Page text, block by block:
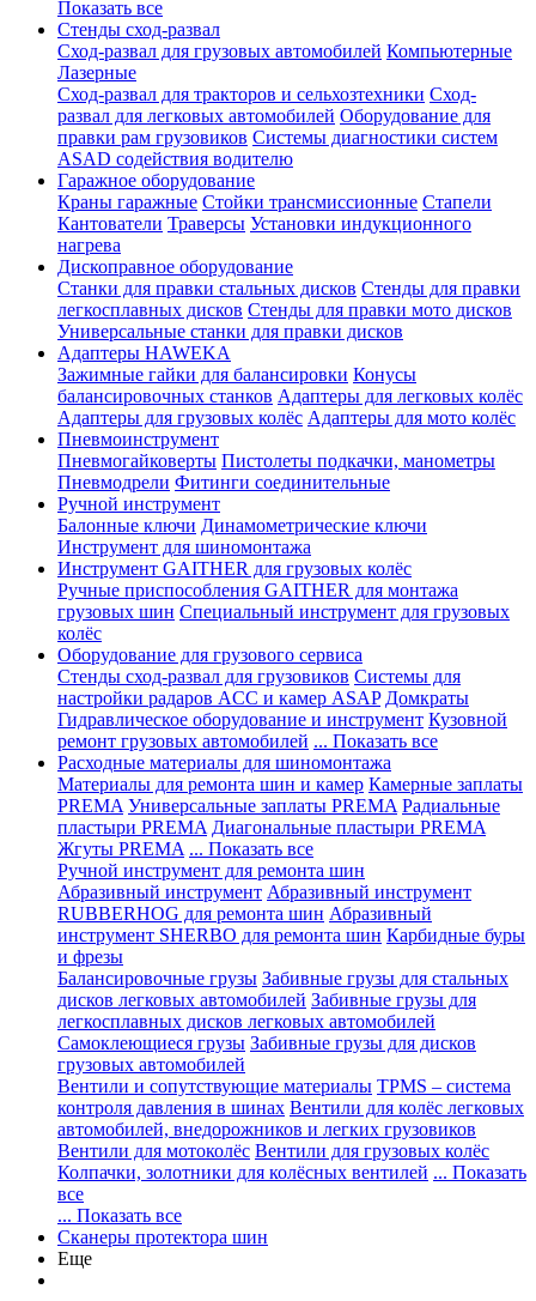
Показать все
Стенды сход-развал
Сход-развал для грузовых автомобилей Компьютерные
Лазерные
Сход-развал для тракторов и сельхозтехники Сход-
развал для легковых автомобилей Оборудование для
правки рам грузовиков Системы диагностики систем
ASAD содействия водителю
Гаражное оборудование
Краны гаражные Стойки трансмиссионные Стапели
Кантователи Траверсы Установки индукционного
нагрева
Дископравное оборудование
Станки для правки стальных дисков Стенды для правки
легкосплавных дисков Стенды для правки мото дисков
Универсальные станки для правки дисков
Адаптеры HAWEKA
Зажимные гайки для балансировки Конусы
балансировочных станков Адаптеры для легковых колёс
Адаптеры для грузовых колёс Адаптеры для мото колёс
Пневмоинструмент
Пневмогайковерты Пистолеты подкачки, манометры
Пневмодрели Фитинги соединительные
Ручной инструмент
Балонные ключи Динамометрические ключи
Инструмент для шиномонтажа
Инструмент GAITHER для грузовых колёс
Ручные приспособления GAITHER для монтажа
грузовых шин Специальный инструмент для грузовых
колёс
Оборудование для грузового сервиса
Стенды сход-развал для грузовиков Системы для
настройки радаров ACC и камер ASAP Домкраты
Гидравлическое оборудование и инструмент Кузовной
ремонт грузовых автомобилей ... Показать все
Расходные материалы для шиномонтажа
Материалы для ремонта шин и камер Камерные заплаты
PREMA Универсальные заплаты PREMA Радиальные
пластыри PREMA Диагональные пластыри PREMA
Жгуты PREMA ... Показать все
Ручной инструмент для ремонта шин
Абразивный инструмент Абразивный инструмент
RUBBERHOG для ремонта шин Абразивный
инструмент SHERBO для ремонта шин Карбидные буры
и фрезы
Балансировочные грузы Забивные грузы для стальных
дисков легковых автомобилей Забивные грузы для
легкосплавных дисков легковых автомобилей
Самоклеющиеся грузы Забивные грузы для дисков
грузовых автомобилей
Вентили и сопутствующие материалы TPMS – система
контроля давления в шинах Вентили для колёс легковых
автомобилей, внедорожников и легких грузовиков
Вентили для мотоколёс Вентили для грузовых колёс
Колпачки, золотники для колёсных вентилей ... Показать
все
... Показать все
Сканеры протектора шин
Еще